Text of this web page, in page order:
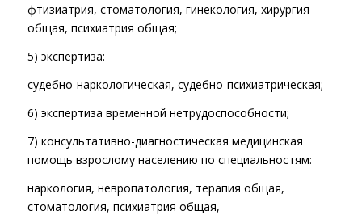
фтизиатрия, стоматология, гинекология, хирургия
общая, психиатрия общая;
5) экспертиза:
судебно-наркологическая, судебно-психиатрическая;
6) экспертиза временной нетрудоспособности;
7) консультативно-диагностическая медицинская
помощь взрослому населению по специальностям:
наркология, невропатология, терапия общая,
стоматология, психиатрия общая,